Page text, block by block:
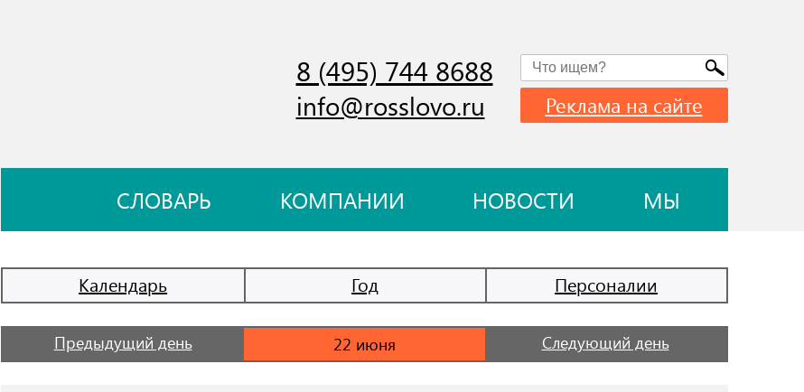
8 (495) 744 8688
info@rosslovo.ru Реклама на сайте
СЛОВАРЬ КОМПАНИИ НОВОСТИ МЫ
Календарь Год Персоналии
Предыдущий день Следующий день